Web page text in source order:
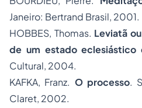
Janeiro: Bertrand Brasil, 2001.
HOBBES, Thomas. Leviatã
de um estado eclesiástico
Cultural, 2004.
KAFKA, Franz. O processo.
Claret, 2002.